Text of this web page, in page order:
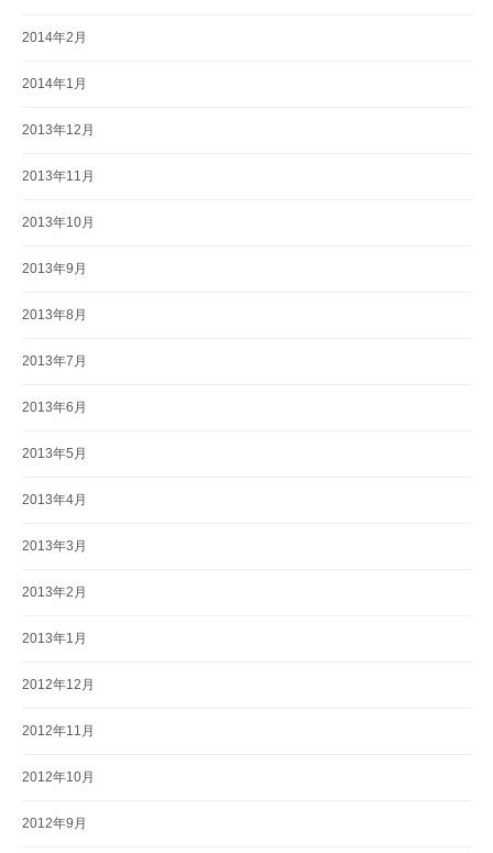
2014年2月
2014年1月
2013年12月
2013年11月
2013年10月
2013年9月
2013年8月
2013年7月
2013年6月
2013年5月
2013年4月
2013年3月
2013年2月
2013年1月
2012年12月
2012年11月
2012年10月
2012年9月